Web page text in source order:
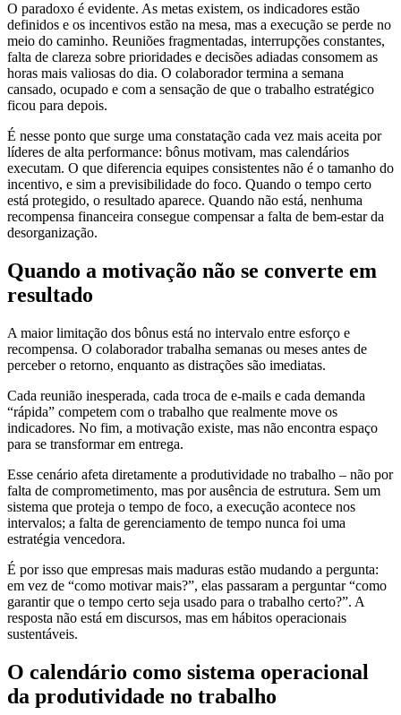
O paradoxo é evidente. As metas existem, os indicadores estão
definidos e os incentivos estão na mesa, mas a execução se perde no
meio do caminho. Reuniões fragmentadas, interrupções constantes,
falta de clareza sobre prioridades e decisões adiadas consomem as
horas mais valiosas do dia. O colaborador termina a semana
cansado, ocupado e com a sensação de que o trabalho estratégico
ficou para depois.
É nesse ponto que surge uma constatação cada vez mais aceita por
líderes de alta performance: bônus motivam, mas calendários
executam. O que diferencia equipes consistentes não é o tamanho do
incentivo, e sim a previsibilidade do foco. Quando o tempo certo
está protegido, o resultado aparece. Quando não está, nenhuma
recompensa financeira consegue compensar a falta de bem-estar da
desorganização.
Quando a motivação não se converte em
resultado
A maior limitação dos bônus está no intervalo entre esforço e
recompensa. O colaborador trabalha semanas ou meses antes de
perceber o retorno, enquanto as distrações são imediatas.
Cada reunião inesperada, cada troca de e-mails e cada demanda
“rápida” competem com o trabalho que realmente move os
indicadores. No fim, a motivação existe, mas não encontra espaço
para se transformar em entrega.
Esse cenário afeta diretamente a produtividade no trabalho – não por
falta de comprometimento, mas por ausência de estrutura. Sem um
sistema que proteja o tempo de foco, a execução acontece nos
intervalos; a falta de gerenciamento de tempo nunca foi uma
estratégia vencedora.
É por isso que empresas mais maduras estão mudando a pergunta:
em vez de “como motivar mais?”, elas passaram a perguntar “como
garantir que o tempo certo seja usado para o trabalho certo?”. A
resposta não está em discursos, mas em hábitos operacionais
sustentáveis.
O calendário como sistema operacional
da produtividade no trabalho